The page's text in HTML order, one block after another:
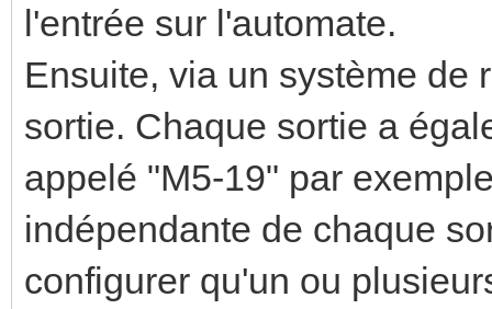
l'entrée sur l'automate.
Ensuite, via un système de
sortie. Chaque sortie a
appelé "M5-19" par
indépendante de chaque
configurer qu'un ou